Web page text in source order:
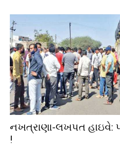
નખત્રાણા-લખપત હાઇવે:
!